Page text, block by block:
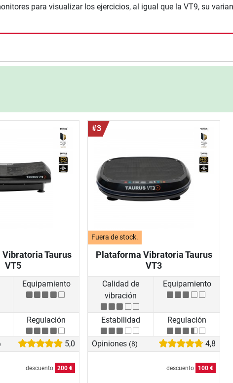
para visualizar los ejercicios, al igual que la VT9, su
Taurus
VT5
Equipamiento
Regulación
5,0
descuento 200 €
#3
Fuera de stock.
Plataforma Vibratoria Taurus
VT3
Calidad de
vibración
Equipamiento
Estabilidad Regulación
Opiniones (8) 4,8
descuento 100 €